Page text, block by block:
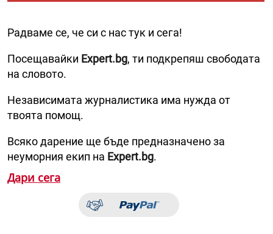
Радваме се, че си с нас тук и сега!
Посещавайки Expert.bg, ти подкрепяш свободата
на словото.
Независимата журналистика има нужда от
твоята помощ.
Всяко дарение ще бъде предназначено за
неуморния екип на Expert.bg.
Дари сега